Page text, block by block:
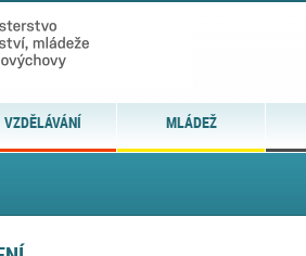
VZDĚLÁVÁNÍ MLÁDEŽ